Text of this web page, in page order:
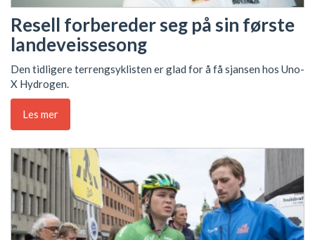
Resell forbereder seg på sin første
landeveissesong
Den tidligere terrengsyklisten er glad for å få sjansen hos Uno-
X Hydrogen.
Les mer